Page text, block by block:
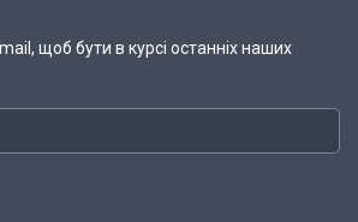
щоб бути в курсі останніх наших